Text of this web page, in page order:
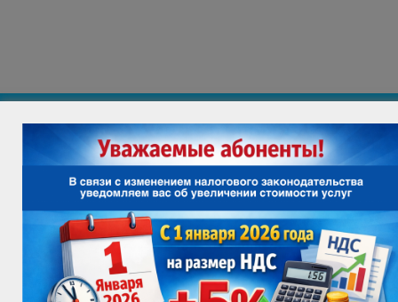
ИНФОРМАЦИЯ ДЛЯ ПОТРЕБИТЕЛЯ
ВАКАНСИИ
ПРОВЕРИТЬ ВОЗМОЖНОСТЬ ПОДКЛЮЧЕНИЯ
Служба поддержки клиентов
+7 (3452) 69 55 55
sales@72it.ru
Главный редактор сетевого издания: